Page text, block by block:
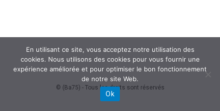
© (Ba75) - Tous les droits sont réservés
En utilisant ce site, vous acceptez notre utilisation des
cookies. Nous utilisons des cookies pour vous fournir une
expérience améliorée et pour optimiser le bon fonctionnement
de notre site Web.
Ok